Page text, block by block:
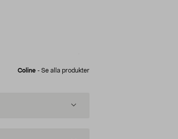
Coline - Se alla produkter